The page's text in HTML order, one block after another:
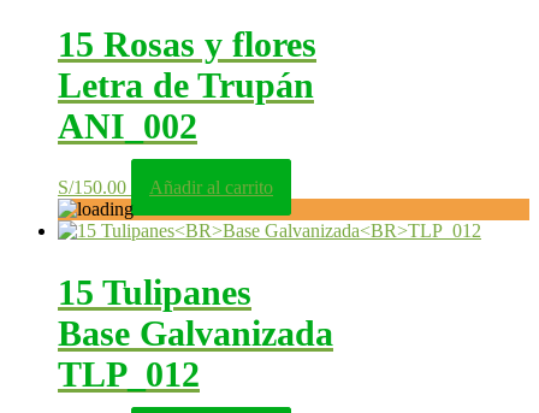
15 Rosas y flores
Letra de Trupán
ANI_002
S/150.00 Añadir al carrito
15 Tulipanes
Base Galvanizada
TLP_012